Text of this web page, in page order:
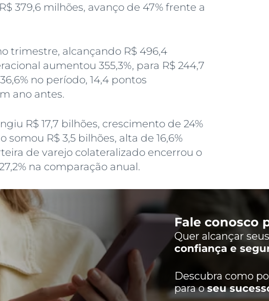
379,6 milhões, avanço de 47% frente a
trimestre, alcançando R$ 496,4
aumentou 355,3%, para R$ 244,7
no período, 14,4 pontos
ano antes.
R$ 17,7 bilhões, crescimento de 24%
R$ 3,5 bilhões, alta de 16,6%
de varejo colateralizado encerrou o
na comparação anual.
Fale conosco
Quer alcançar
confiança e
Descubra como
para oseu